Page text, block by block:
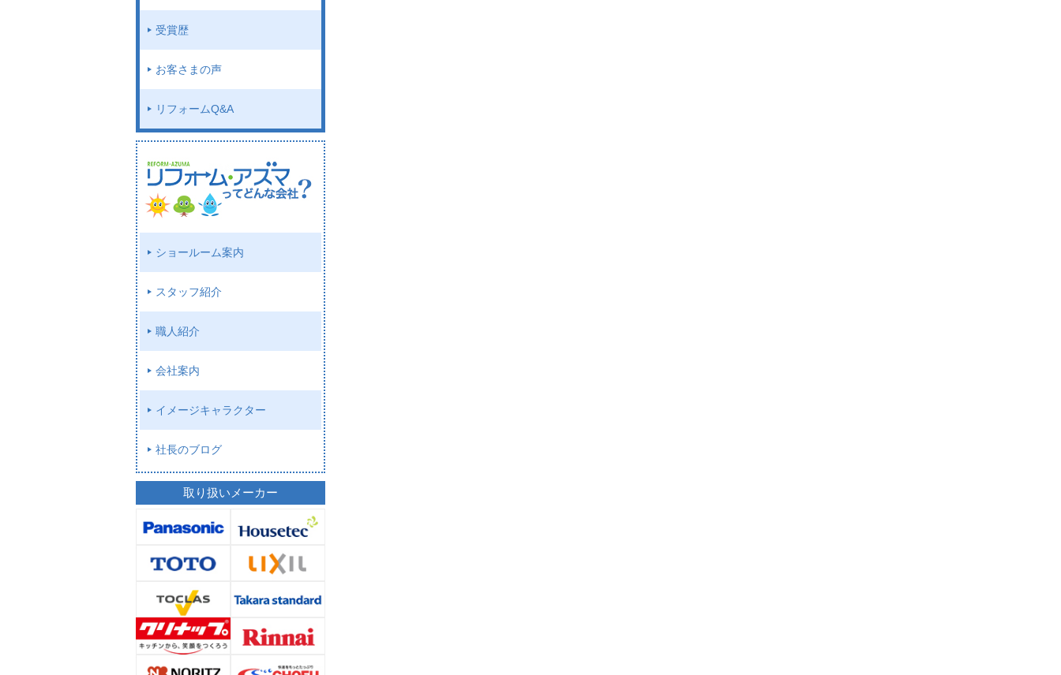
受賞歴
お客さまの声
リフォームQ&A
ショールーム案内
スタッフ紹介
職人紹介
会社案内
イメージキャラクター
社長のブログ
取り扱いメーカー